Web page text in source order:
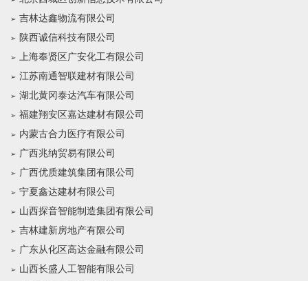
吉林达鑫物流有限公司
陕西诚信科技有限公司
上海奉贤区广安化工有限公司
江苏南通智联建材有限公司
湖北黄冈泰达汽车有限公司
福建翔安区嘉达建材有限公司
内蒙古合力医疗有限公司
广西兆纳贸易有限公司
广西优质建筑集团有限公司
宁夏鑫达建材有限公司
山西探音智能制造集团有限公司
吉林建新房地产有限公司
广东从化区高达金融有限公司
山西长盛人工智能有限公司